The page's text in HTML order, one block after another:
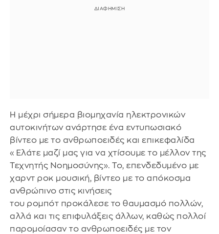
Η μέχρι σήμερα βιομηχανία ηλεκτρονικών
αυτοκινήτων ανάρτησε ένα εντυπωσιακό
βίντεο με το ανθρωποειδές και επικεφαλίδα
«Ελάτε μαζί μας για να χτίσουμε το μέλλον της
Τεχνητής Νοημοσύνης». Το, επενδεδυμένο με
χαρντ ροκ μουσική, βίντεο με το απόκοσμα
ανθρώπινο στις κινήσεις
του ρομπότ προκάλεσε το θαυμασμό πολλών,
αλλά και τις επιφυλάξεις άλλων, καθώς πολλοί
παρομοίασαν το ανθρωποειδές με τον